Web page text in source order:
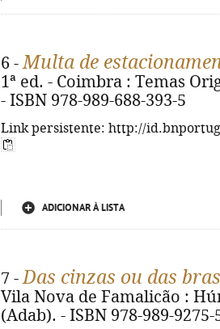
6 -Multa de
1ª ed. - Coimbra : Temas
- ISBN 978-989-688-393-5
Link persistente: http://
ADICIONAR À LISTA
7 -Das cinzas ou das
Vila Nova de Famalicão :
(Adab). - ISBN 978-989-9275-